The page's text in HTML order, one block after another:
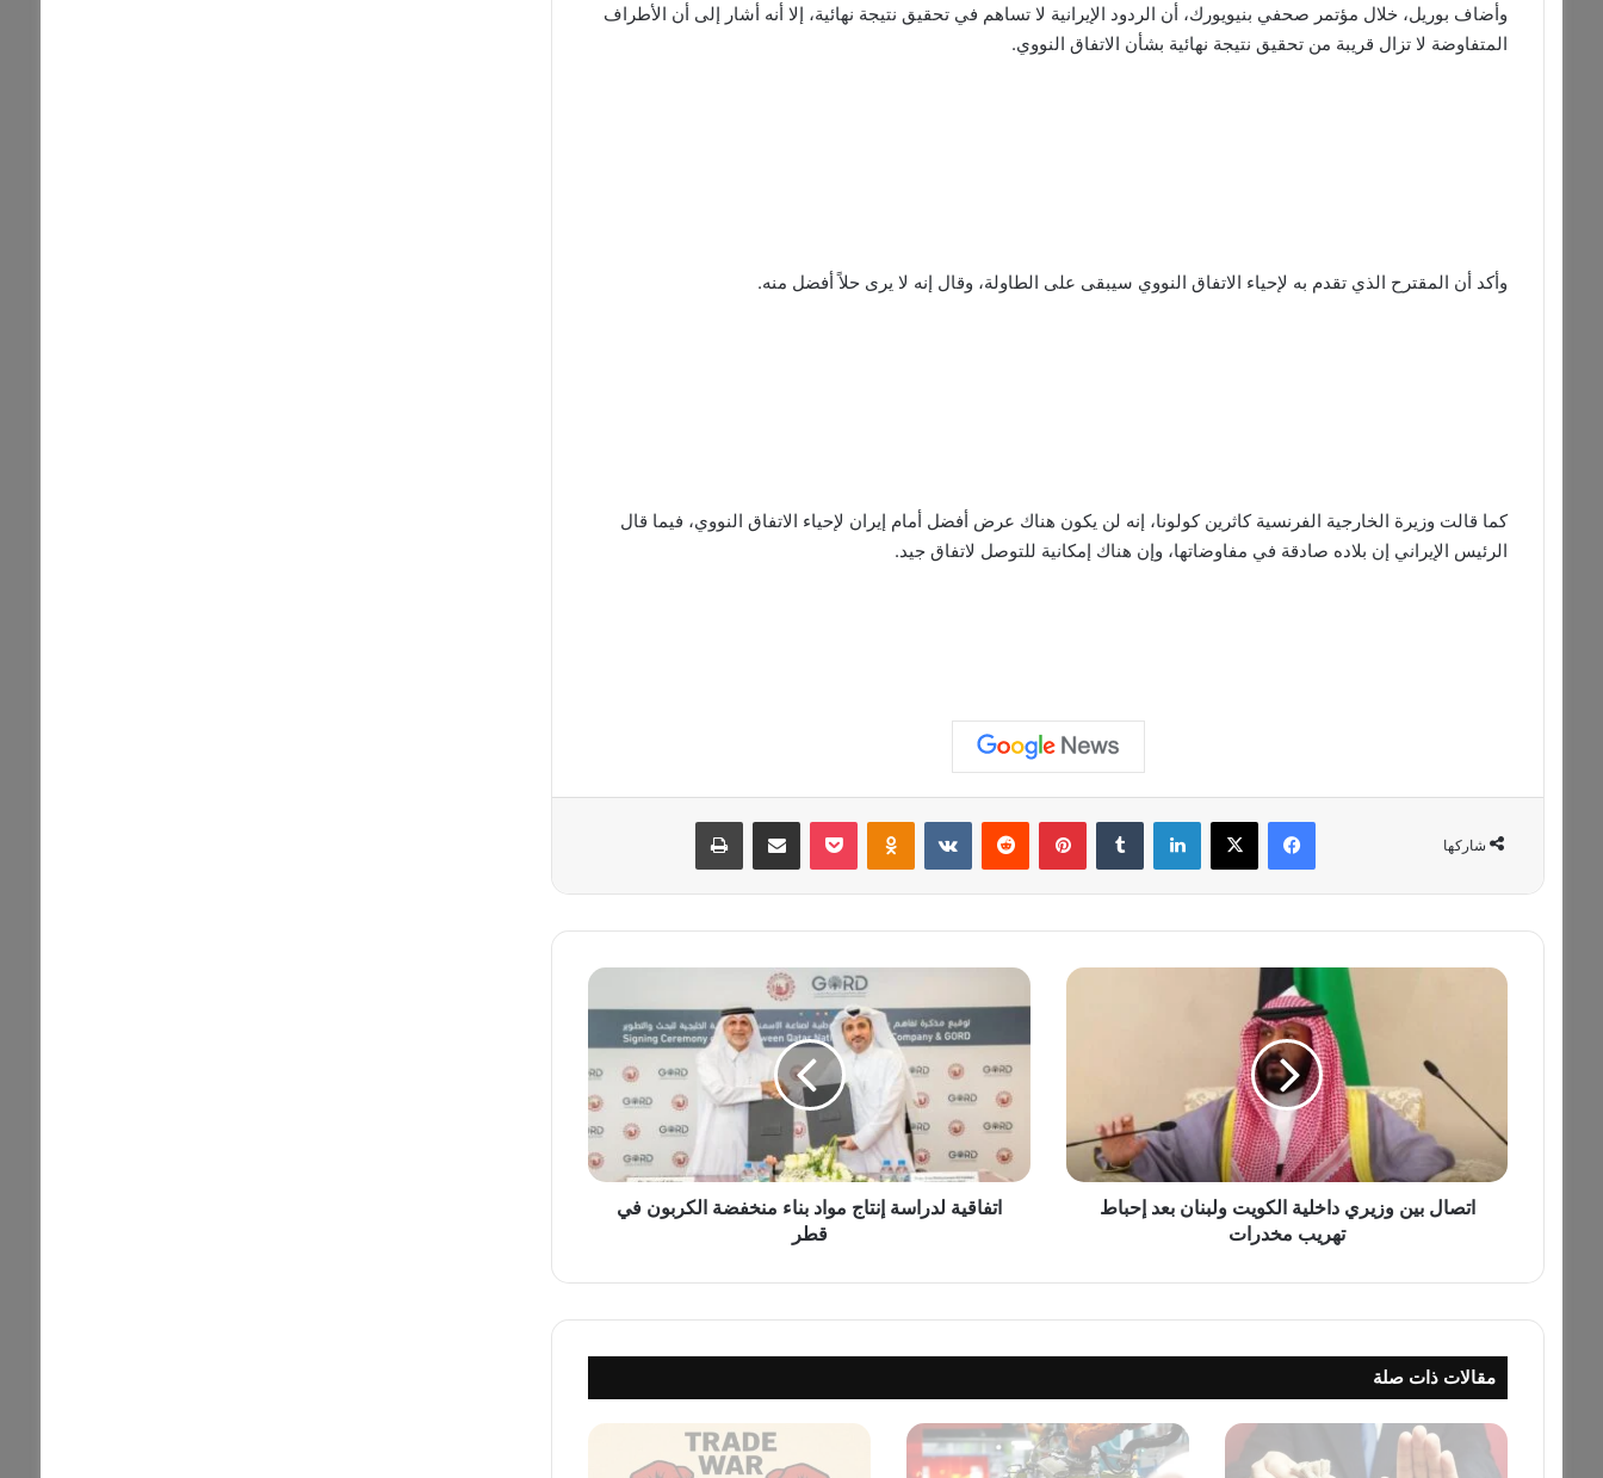
وأضاف بوريل، خلال مؤتمر صحفي بنيويورك، أن الردود الإيرانية لا تساهم في تحقيق نتيجة نهائية، إلا أنه أشار إلى أن الأطراف
المتفاوضة لا تزال قريبة من تحقيق نتيجة نهائية بشأن الاتفاق النووي.
وأكد أن المقترح الذي تقدم به لإحياء الاتفاق النووي سيبقى على الطاولة، وقال إنه لا يرى حلاً أفضل منه.
كما قالت وزيرة الخارجية الفرنسية كاثرين كولونا، إنه لن يكون هناك عرض أفضل أمام إيران لإحياء الاتفاق النووي، فيما قال
الرئيس الإيراني إن بلاده صادقة في مفاوضاتها، وإن هناك إمكانية للتوصل لاتفاق جيد.
شاركها
فيسبوك ‫X لينكدإن ‏Tumblr بينتيريست ‏Reddit
‏VKontakte
Odnoklassniki
‫Pocket مشاركة عبر البريد طباعة
ا
و
ي
خ
ي
ة
اتصال بين وزيري داخلية الكويت ولبنان بعد إحباط
تهريب مخدرات
ا
ت
د
ة
ت
ج
م
و
اتفاقية لدراسة إنتاج مواد بناء منخفضة الكربون في
قطر
مقالات ذات صلة